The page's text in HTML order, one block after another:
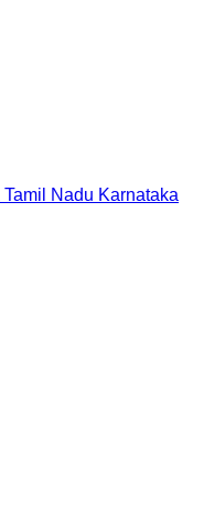
Tamil Nadu Karnataka